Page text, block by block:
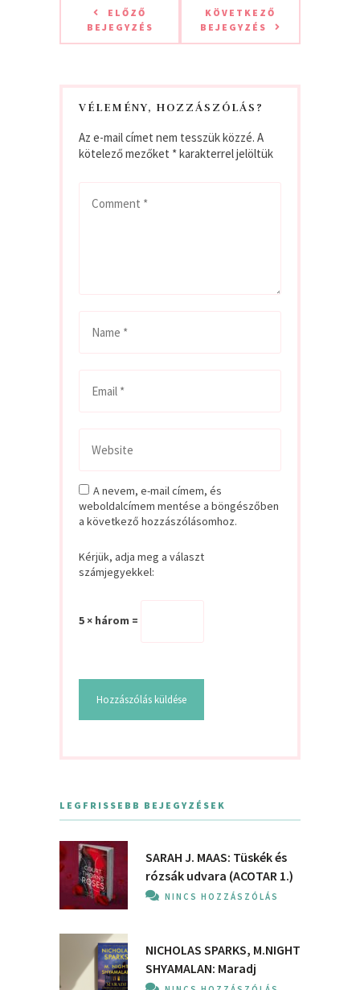
ELŐZŐ
BEJEGYZÉS
KÖVETKEZŐ
BEJEGYZÉS
VÉLEMÉNY, HOZZÁSZÓLÁS?
Az e-mail címet nem tesszük közzé. A
kötelező mezőket *karakterrel jelöltük
A nevem, e-mail címem, és
weboldalcímem mentése a böngészőben
a következő hozzászólásomhoz.
Kérjük, adja meg a választ
számjegyekkel:
5 × három =
LEGFRISSEBB BEJEGYZÉSEK
SARAH J. MAAS: Tüskék és
rózsák udvara (ACOTAR 1.)
NINCS HOZZÁSZÓLÁS
NICHOLAS SPARKS, M.NIGHT
SHYAMALAN: Maradj